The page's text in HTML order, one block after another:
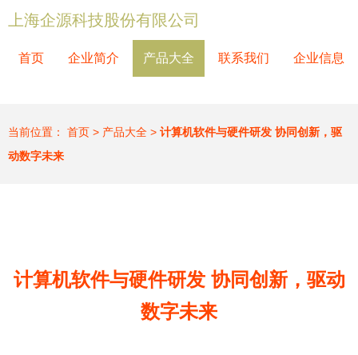
上海企源科技股份有限公司
首页 企业简介 产品大全 联系我们 企业信息
当前位置： 首页 > 产品大全 > 计算机软件与硬件研发 协同创新，驱
动数字未来
计算机软件与硬件研发 协同创新，驱动
数字未来